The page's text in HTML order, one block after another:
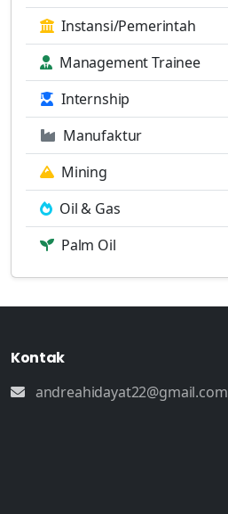
Instansi/Pemerintah
Management Trainee
Internship
Manufaktur
Mining
Oil & Gas
Palm Oil
Kontak
andreahidayat22@gmail.com